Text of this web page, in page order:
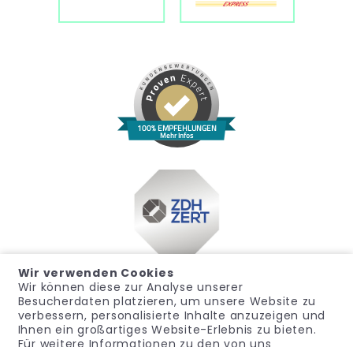
100% EMPFEHLUNGEN
Mehr Infos
Wir verwenden Cookies
Wir können diese zur Analyse unserer
Besucherdaten platzieren, um unsere Website zu
verbessern, personalisierte Inhalte anzuzeigen und
Ihnen ein großartiges Website-Erlebnis zu bieten.
Für weitere Informationen zu den von uns